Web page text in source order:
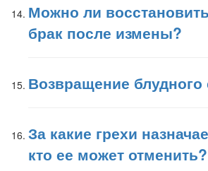
Можно ли
брак после измены?
Возвращение
За какие грехи
кто ее может отменить?